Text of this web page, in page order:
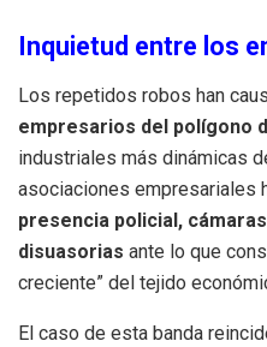
Inquietud entre los
Los repetidos robos han
empresarios del polígono
industriales más dinámicas
asociaciones empresariales
presencia policial,
disuasorias ante lo que
creciente” del tejido
El caso de esta banda